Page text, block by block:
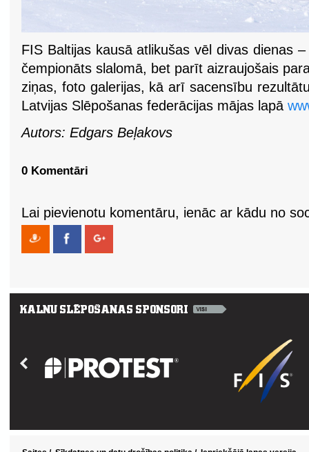
FIS Baltijas kausā atlikušas vēl divas dienas
čempionāts slalomā, bet parīt aizraujošais
ziņas, foto galerijas, kā arī sacensību
Latvijas Slēpošanas federācijas mājas lapā
Autors: Edgars Beļakovs
0 Komentāri
Lai pievienotu komentāru, ienāc ar kādu no